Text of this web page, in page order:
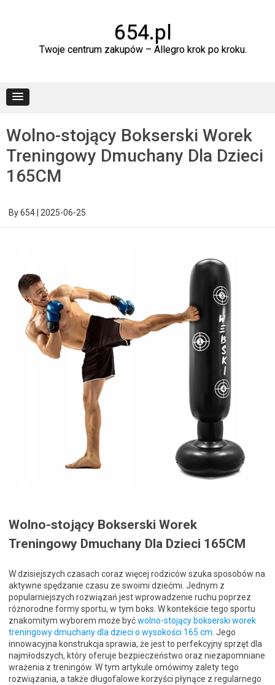
654.pl
Twoje centrum zakupów – Allegro krok po kroku.
Wolno-stojący Bokserski Worek
Treningowy Dmuchany Dla Dzieci
165CM
By654 2025-06-25
Wolno-stojący Bokserski Worek
Treningowy Dmuchany Dla Dzieci 165CM
W dzisiejszych czasach coraz więcej rodziców szuka sposobów na
aktywne spędzanie czasu ze swoimi dziećmi. Jednym z
popularniejszych rozwiązań jest wprowadzenie ruchu poprzez
różnorodne formy sportu, w tym boks. W kontekście tego sportu
znakomitym wyborem może byćwolno-stojący bokserski worek
treningowy dmuchany dla dzieci o wysokości 165 cm . Jego
innowacyjna konstrukcja sprawia, że jest to perfekcyjny sprzęt dla
najmłodszych, który oferuje bezpieczeństwo oraz niezapomniane
wrażenia z treningów. W tym artykule omówimy zalety tego
rozwiązania, a także długofalowe korzyści płynące z regularnego